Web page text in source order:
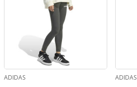
ADIDAS
ADIDAS